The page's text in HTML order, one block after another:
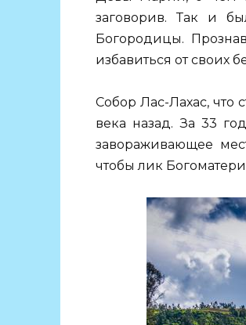
заговорив. Так и
Богородицы.
избавиться от своих
Собор Лас-Лахас, что
века назад. За 33
завораживающее
чтобы лик